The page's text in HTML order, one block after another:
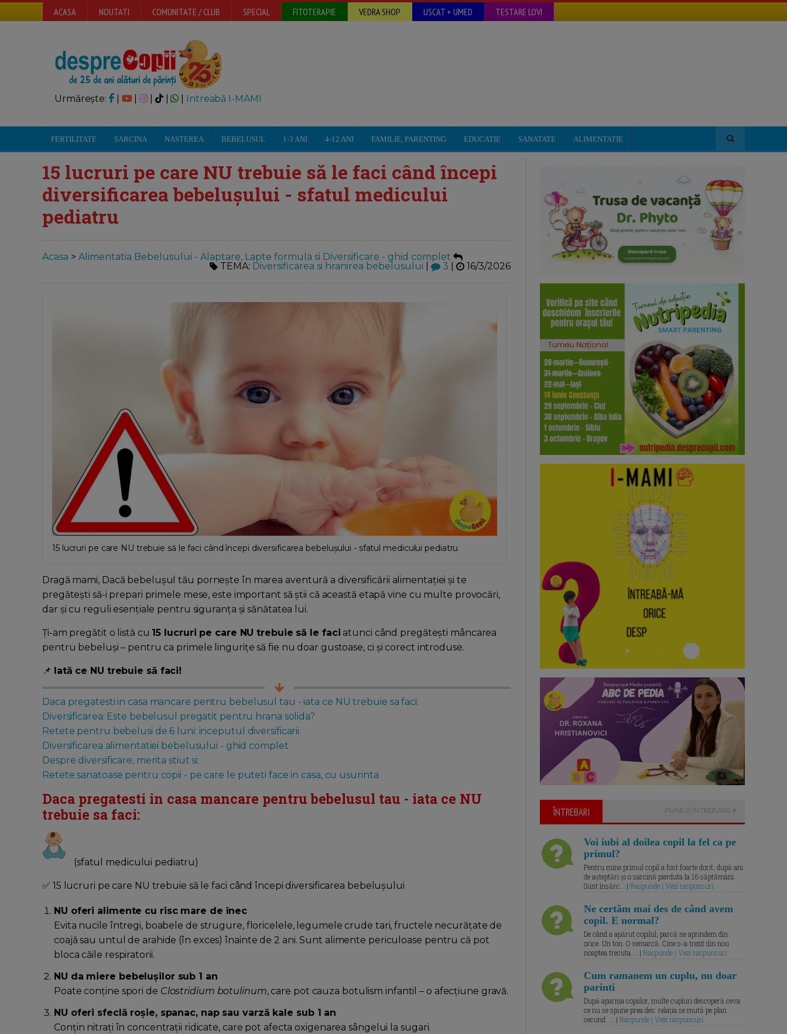
ACASA NOUTATI COMUNITATE / CLUB SPECIAL FITOTERAPIE VEDRA SHOP USCAT + UMED TESTARE LOVI
Urmărește: | | Intreabă I-MAMI
FERTILITATE SARCINA NASTEREA BEBELUSUL 1-3 ANI 4-12 ANI FAMILIE, PARENTING EDUCATIE SANATATE ALIMENTATIE
15 lucruri pe care NU trebuie să le faci când începi
diversificarea bebelușului - sfatul medicului
pediatru
Acasa > Alimentatia Bebelusului - Alaptare, Lapte formula si Diversificare - ghid complet
TEMA: Diversificarea si hranirea bebelusului 3 16/3/2026
15 lucruri pe care NU trebuie să le faci când începi diversificarea bebelușului - sfatul medicului pediatru
Dragă mami, Dacă bebelușul tău pornește în marea aventură a diversificării alimentației și te
pregătești să-i prepari primele mese, este important să știi că această etapă vine cu multe provocări,
dar și cu reguli esențiale pentru siguranța și sănătatea lui.
Ți-am pregătit o listă cu 15 lucruri pe care NU trebuie să le faci atunci când pregătești mâncarea
pentru bebeluși – pentru ca primele lingurițe să fie nu doar gustoase, ci și corect introduse.
📌 Iată ce NU trebuie să faci!
Daca pregatesti in casa mancare pentru bebelusul tau - iata ce NU trebuie sa faci:
Diversificarea: Este bebelusul pregatit pentru hrana solida?
Retete pentru bebelusi de 6 luni: inceputul diversificarii
Diversificarea alimentatiei bebelusului - ghid complet
Despre diversificare, merita stiut si:
Retete sanatoase pentru copii - pe care le puteti face in casa, cu usurinta
Daca pregatesti in casa mancare pentru bebelusul tau - iata ce NU
trebuie sa faci:
(sfatul medicului pediatru)
✅ 15 lucruri pe care NU trebuie să le faci când începi diversificarea bebelușului
NU oferi alimente cu risc mare de înec
Evita nucile întregi, boabele de strugure, floricelele, legumele crude tari, fructele necurățate de
coajă sau untul de arahide (în exces) înainte de 2 ani. Sunt alimente periculoase pentru că pot
bloca căile respiratorii.
NU da miere bebelușilor sub 1 an
Poate conține spori de Clostridium botulinum, care pot cauza botulism infantil – o afecțiune gravă.
NU oferi sfeclă roșie, spanac, nap sau varză kale sub 1 an
Conțin nitrați în concentrații ridicate, care pot afecta oxigenarea sângelui la sugari.
ÎNTREBARI PUNE O ÎNTREBARE
Voi iubi al doilea copil la fel ca pe
primul?
Pentru mine primul copil a fost foarte dorit, după ani
de așteptări și o sarcină pierduta la 16 săptămâni.
Sunt însărc... | Raspunde | Vezi raspunsuri
Ne certăm mai des de când avem
copil. E normal?
De când a apărut copilul, parcă ne aprindem din
orice. Un ton. O remarcă. Cine s-a trezit din nou
noaptea trecuta.... | Raspunde | Vezi raspunsuri
Cum ramanem un cuplu, nu doar
parinti
După apariția copiilor, multe cupluri descoperă ceva
ce nu se spune prea des: relația se mută pe plan
secund. ... | Raspunde | Vezi raspunsuri